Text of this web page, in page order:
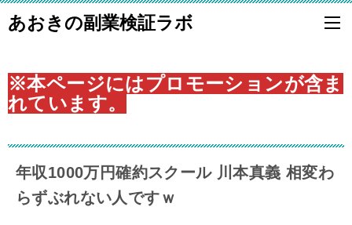
あおきの副業検証ラボ
※本ページにはプロモーションが含ま
れています。
年収1000万円確約スクール 川本真義 相変わ
らずぶれない人ですｗ